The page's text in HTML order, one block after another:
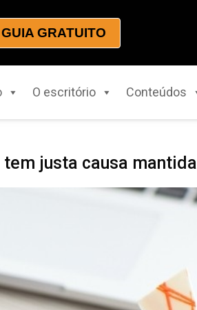
GRATUITO
O escritório Conteúdos
justa causa mantida